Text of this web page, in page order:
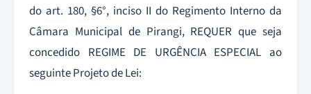
do art. 180, §6°, inciso II do Regimento Interno da
Câmara Municipal de Pirangi, REQUER que seja
concedido REGIME DE URGÊNCIA ESPECIAL ao
seguinte Projeto de Lei: